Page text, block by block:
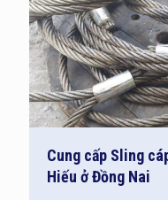
Cung cấp Sling
Hiếu ở Đồng Nai